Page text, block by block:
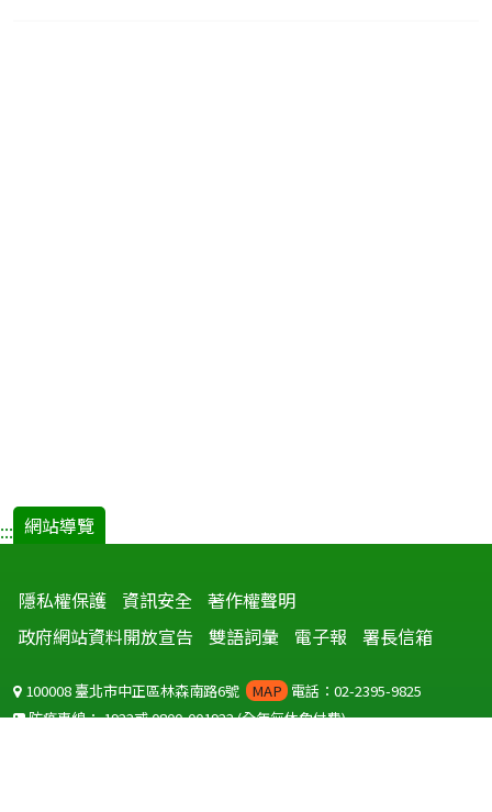
::: 網站導覽
隱私權保護 資訊安全 著作權聲明
政府網站資料開放宣告
雙語詞彙 電子報 署長信箱
100008 臺北市中正區林森南路6號 MAP 電話：02-2395-9825
防疫專線：1922或0800-001922(全年無休免付費)